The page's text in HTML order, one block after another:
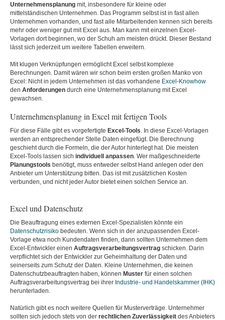
Unternehmensplanung mit, insbesondere für kleine oder
mittelständischen Unternehmen. Das Programm selbst ist in fast allen
Unternehmen vorhanden, und fast alle Mitarbeitenden kennen sich bereits
mehr oder weniger gut mit Excel aus. Man kann mit einzelnen Excel-
Vorlagen dort beginnen, wo der Schuh am meisten drückt. Dieser Bestand
lässt sich jederzeit um weitere Tabellen erweitern.
Mit klugen Verknüpfungen ermöglicht Excel selbst komplexe
Berechnungen. Damit wären wir schon beim ersten großen Manko von
Excel: Nicht in jedem Unternehmen ist das vorhandene Excel-Knowhow
den Anforderungen durch eine Unternehmensplanung mit Excel
gewachsen.
Unternehmensplanung in Excel mit fertigen Tools
Für diese Fälle gibt es vorgefertigte Excel-Tools. In diese Excel-Vorlagen
werden an entsprechender Stelle Daten eingefügt. Die Berechnung
geschieht durch die Formeln, die der Autor hinterlegt hat. Die meisten
Excel-Tools lassen sich individuell anpassen. Wer maßgeschneiderte
Planungstools benötigt, muss entweder selbst Hand anlegen oder den
Anbieter um Unterstützung bitten. Das ist mit zusätzlichen Kosten
verbunden, und nicht jeder Autor bietet einen solchen Service an.
Excel und Datenschutz
Die Beauftragung eines externen Excel-Spezialisten könnte ein
Datenschutzrisiko bedeuten. Wenn sich in der anzupassenden Excel-
Vorlage etwa noch Kundendaten finden, dann sollten Unternehmen dem
Excel-Entwickler einen Auftragsverarbeitungsvertrag schicken. Darin
verpflichtet sich der Entwickler zur Geheimhaltung der Daten und
seinerseits zum Schutz der Daten. Kleine Unternehmen, die keinen
Datenschutzbeauftragten haben, können Muster für einen solchen
Auftragsverarbeitungsvertrag bei ihrer Industrie- und Handelskammer (IHK)
herunterladen.
Natürlich gibt es noch weitere Quellen für Musterverträge. Unternehmer
sollten sich jedoch stets von der rechtlichen Zuverlässigkeit des Anbieters